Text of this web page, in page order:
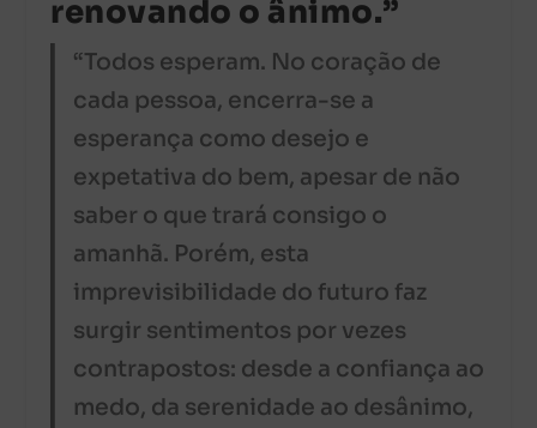
renovando o ânimo.”
“Todos esperam. No coração de
cada pessoa, encerra-se a
esperança como desejo e
expetativa do bem, apesar de não
saber o que trará consigo o
amanhã. Porém, esta
imprevisibilidade do futuro faz
surgir sentimentos por vezes
contrapostos: desde a confiança ao
medo, da serenidade ao desânimo,